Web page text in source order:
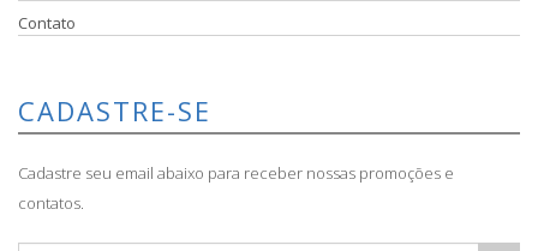
Contato
CADASTRE-SE
Cadastre seu email abaixo para receber nossas promoções e
contatos.